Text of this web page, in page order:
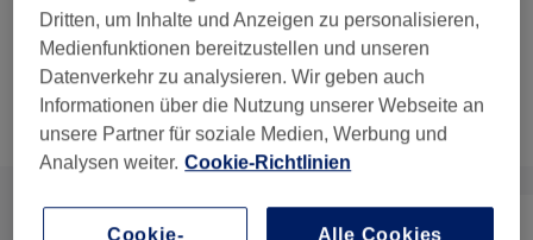
Herren - Bart schneiden - trimmen
10 Min. - 30 Min.Details anzeigen
ab 7 €
Alle Services
Dritten, um Inhalte und Anzeigen zu personalisieren,
Medienfunktionen bereitzustellen und unseren
Datenverkehr zu analysieren. Wir geben auch
Informationen über die Nutzung unserer Webseite an
unsere Partner für soziale Medien, Werbung und
Analysen weiter. Cookie-Richtlinien
Cookie-
Alle Cookies